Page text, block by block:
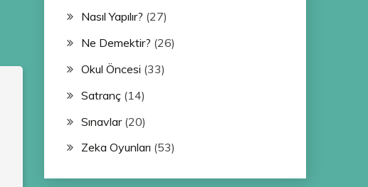
Nasıl Yapılır? (27)
Ne Demektir? (26)
Okul Öncesi (33)
Satranç(14)
Sınavlar(20)
Zeka Oyunları (53)